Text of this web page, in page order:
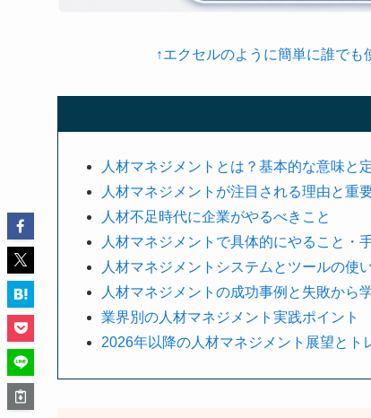
↑エクセルのように簡単に誰で
人材マネジメントとは？基本的な意味と
人材マネジメントが注目される理由と重
人材不足時代に企業がやるべきこと
人材マネジメントで具体的にやること・
人材マネジメントシステムとツールの使
人材マネジメントの成功事例と失敗から
業界別の人材マネジメント実践ポイント
2026年以降の人材マネジメント展望とト